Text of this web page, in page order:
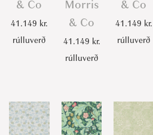
& Co
41.149 kr.
rúlluverð
Morris
& Co
41.149 kr.
rúlluverð
& Co
41.149 kr.
rúlluverð